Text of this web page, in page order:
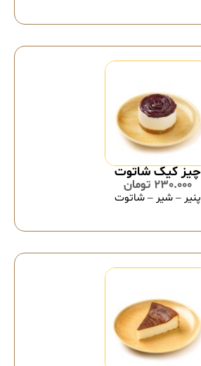
چیز کیک شاتوت
230.000 تومان
پنیر – شیر – شاتوت